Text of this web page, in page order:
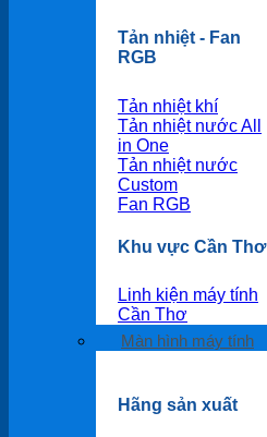
Tản nhiệt - Fan
RGB
Tản nhiệt khí
Tản nhiệt nước All
in One
Tản nhiệt nước
Custom
Fan RGB
Khu vực Cần Thơ
Linh kiện máy tính
Cần Thơ
Màn hình máy tính
Hãng sản xuất